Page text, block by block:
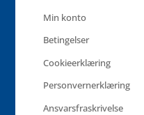
Min konto
Betingelser
Cookieerklæring
Personvernerklæring
Ansvarsfraskrivelse